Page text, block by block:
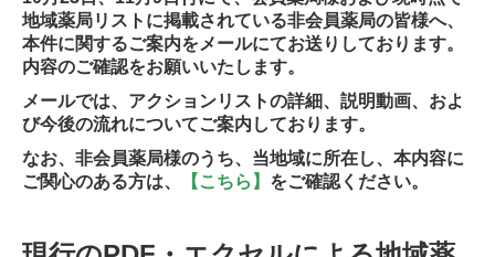
地域薬局リストに掲載されている非会員薬局の皆様へ、
本件に関するご案内をメールにてお送りしております。
内容のご確認をお願いいたします。
メールでは、アクションリストの詳細、説明動画、およ
び今後の流れについてご案内しております。
なお、非会員薬局様のうち、当地域に所在し、本内容に
ご関心のある方は、
【こちら】 をご確認ください。